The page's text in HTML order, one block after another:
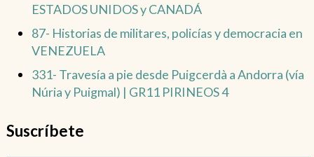
ESTADOS UNIDOS y CANADÁ
87- Historias de militares, policías y democracia en
VENEZUELA
331- Travesía a pie desde Puigcerdà a Andorra (vía
Núria y Puigmal) | GR11 PIRINEOS 4
Suscríbete